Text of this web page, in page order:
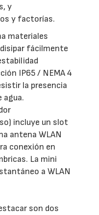
y
y factorías.
materiales
fácilmente
IP65 / NEMA 4
la presencia
agua.
incluye un slot
antena WLAN
conexión en
La mini
a WLAN
son dos